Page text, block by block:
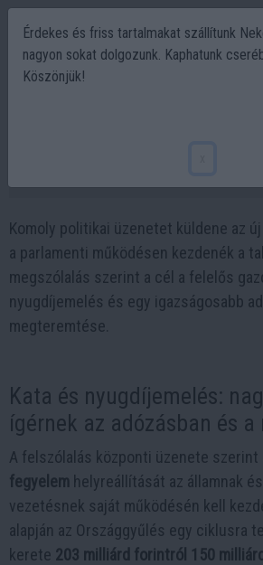
Komoly politikai üzenetet küldene az
a parlamenti működésen kezdenék a
megszólalás szerint a cél a felelős
nyugdíjemelés és egy igazságosabb
megteremtése.
Kata és nyugdíjemelés:
ígérnek az adózásban és a
A felszólalás központi üzenete szerint
fegyelem helyreállítását az államnak
vezetésnek saját működésén kell
alapján az Országgyűlés egy ciklusra
kerete 203 milliárd forintról 150
Érdekes és friss tartalmakat szállítunk
nagyon sokat dolgozunk. Kaphatunk
Köszönjük!